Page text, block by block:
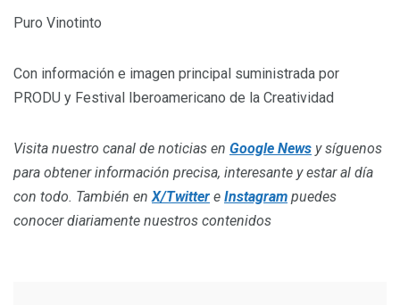
Puro Vinotinto
Con información e imagen principal suministrada por
PRODU y Festival Iberoamericano de la Creatividad
Visita nuestro canal de noticias en Google News y síguenos
para obtener información precisa, interesante y estar al día
con todo. También enX/Twitter e Instagram puedes
conocer diariamente nuestros contenidos